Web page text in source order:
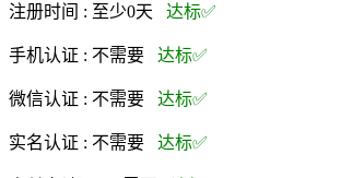
注册时间 : 至少0天 达标✅
手机认证 : 不需要 达标✅
微信认证 : 不需要 达标✅
实名认证 : 不需要 达标✅